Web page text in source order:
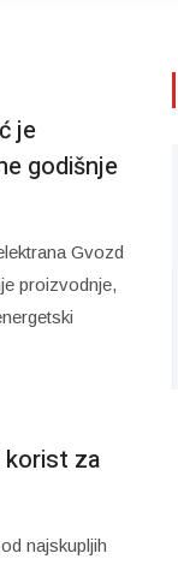
je
godišnje
Gvozd
proizvodnje,
korist za
najskupljih